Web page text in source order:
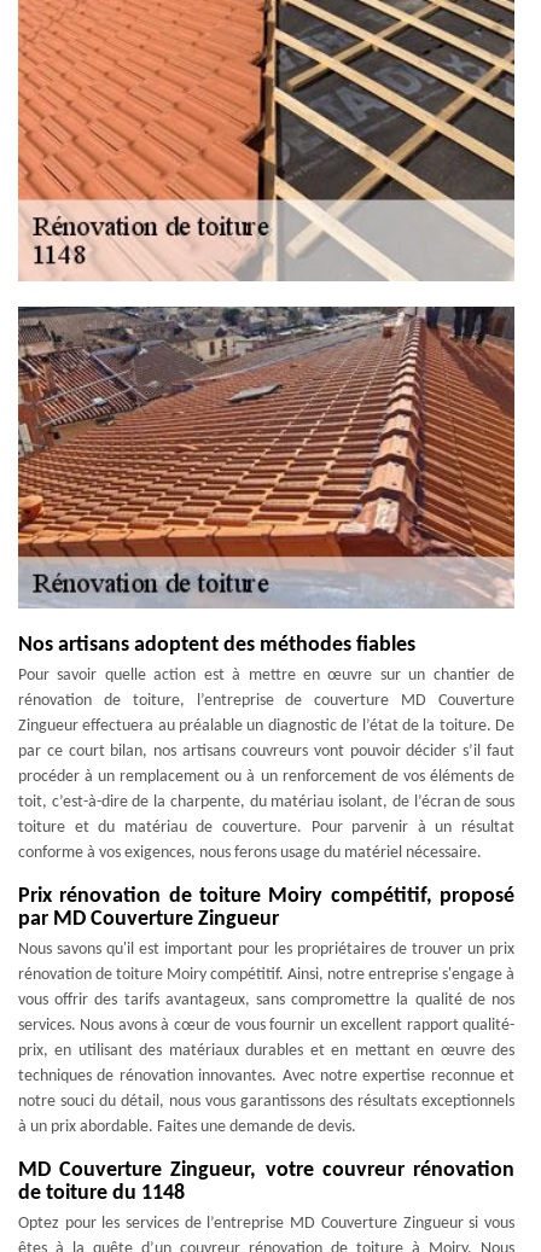
Nos artisans adoptent des méthodes fiables
Pour savoir quelle action est à mettre en œuvre sur un chantier de
rénovation de toiture, l’entreprise de couverture MD Couverture
Zingueur effectuera au préalable un diagnostic de l’état de la toiture. De
par ce court bilan, nos artisans couvreurs vont pouvoir décider s’il faut
procéder à un remplacement ou à un renforcement de vos éléments de
toit, c’est-à-dire de la charpente, du matériau isolant, de l’écran de sous
toiture et du matériau de couverture. Pour parvenir à un résultat
conforme à vos exigences, nous ferons usage du matériel nécessaire.
Prix rénovation de toiture Moiry compétitif, proposé
par MD Couverture Zingueur
Nous savons qu'il est important pour les propriétaires de trouver un prix
rénovation de toiture Moiry compétitif. Ainsi, notre entreprise s'engage à
vous offrir des tarifs avantageux, sans compromettre la qualité de nos
services. Nous avons à cœur de vous fournir un excellent rapport qualité-
prix, en utilisant des matériaux durables et en mettant en œuvre des
techniques de rénovation innovantes. Avec notre expertise reconnue et
notre souci du détail, nous vous garantissons des résultats exceptionnels
à un prix abordable. Faites une demande de devis.
MD Couverture Zingueur, votre couvreur rénovation
de toiture du 1148
Optez pour les services de l’entreprise MD Couverture Zingueur si vous